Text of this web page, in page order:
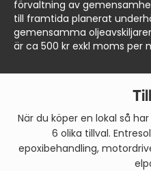
förvaltning av
till framtida planerat
gemensamma
är ca 500 kr exkl moms per
När du köper en lokal så
6 olika tillval.
epoxibehandling,